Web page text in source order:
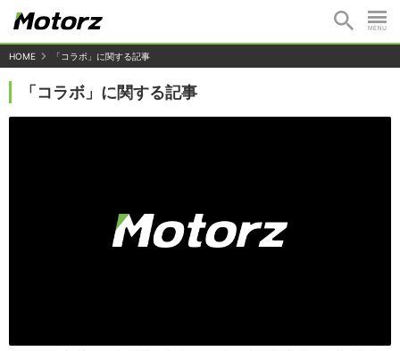
HOME 「コラボ」に関する記事
「コラボ」に関する記事